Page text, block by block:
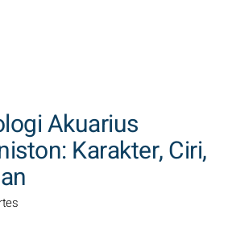
Akuarius
Karakter, Ciri,